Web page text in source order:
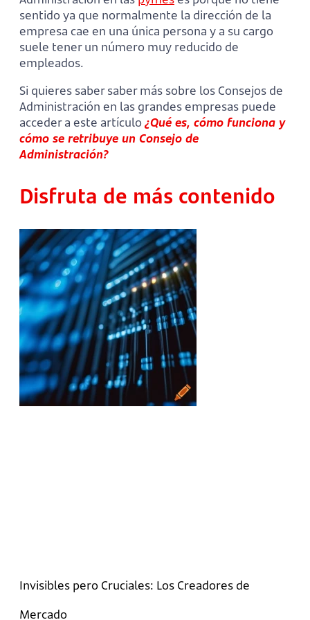
sentido ya que normalmente la dirección de la
empresa cae en una única persona y a su cargo
suele tener un número muy reducido de
empleados.
Si quieres saber saber más sobre los Consejos de
Administración en las grandes empresas puede
acceder a este artículo ¿Qué es, cómo funciona y
cómo se retribuye un Consejo de
Administración?
Disfruta de más contenido
Invisibles pero Cruciales: Los Creadores de
Mercado